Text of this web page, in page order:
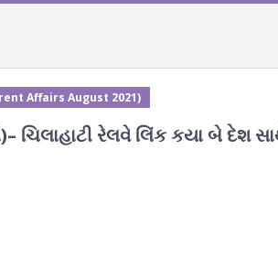
Affairs August 2021)
ચિલાહાટી રેલવે લિંક કયા બે દેશ